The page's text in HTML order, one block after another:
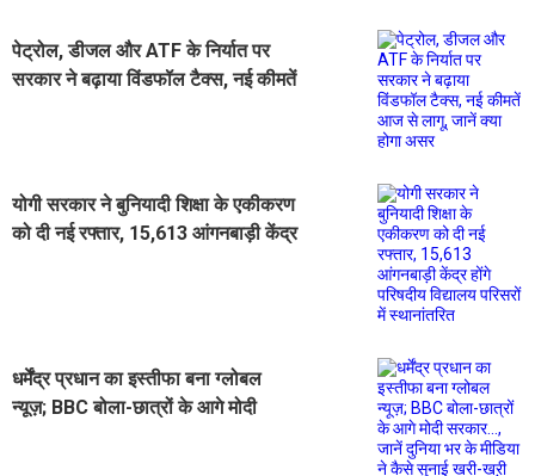
पेट्रोल, डीजल और ATF के निर्यात पर
सरकार ने बढ़ाया विंडफॉल टैक्स, नई कीमतें
योगी सरकार ने बुनियादी शिक्षा के एकीकरण
को दी नई रफ्तार, 15,613 आंगनबाड़ी केंद्र
धर्मेंद्र प्रधान का इस्तीफा बना ग्लोबल
न्यूज़; BBC बोला-छात्रों के आगे मोदी